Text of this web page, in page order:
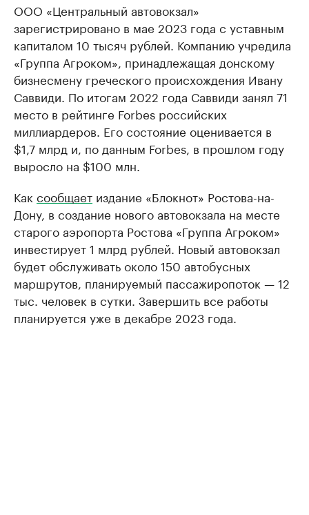
ООО «Центральный автовокзал»
зарегистрировано в мае 2023 года с уставным
капиталом 10 тысяч рублей. Компанию учредила
«Группа Агроком», принадлежащая донскому
бизнесмену греческого происхождения Ивану
Саввиди. По итогам 2022 года Саввиди занял 71
место в рейтинге Forbes российских
миллиардеров. Его состояние оценивается в
$1,7 млрд и, по данным Forbes, в прошлом году
выросло на $100 млн.
Как сообщает издание «Блокнот» Ростова-на-
Дону, в создание нового автовокзала на месте
старого аэропорта Ростова «Группа Агроком»
инвестирует 1 млрд рублей. Новый автовокзал
будет обслуживать около 150 автобусных
маршрутов, планируемый пассажиропоток — 12
тыс. человек в сутки. Завершить все работы
планируется уже в декабре 2023 года.